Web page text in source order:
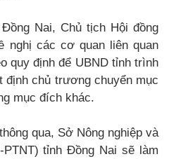
Nai, Chủ tịch Hội đồng
nghị các cơ quan liên quan
quy định để UBND tỉnh trình
định chủ trương chuyển mục
mục đích khác.
qua, Sở Nông nghiệp và
tỉnh Đồng Nai sẽ làm